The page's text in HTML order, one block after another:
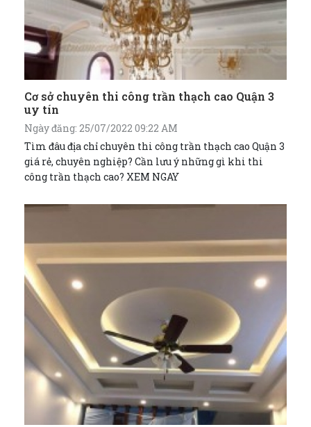
Cơ sở chuyên thi công trần thạch cao Quận 3
uy tín
Ngày đăng: 25/07/2022 09:22 AM
Tìm đâu địa chỉ chuyên thi công trần thạch cao Quận 3
giá rẻ, chuyên nghiệp? Cần lưu ý những gì khi thi
công trần thạch cao? XEM NGAY